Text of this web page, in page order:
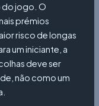
do jogo. O
prémios
risco de longas
um iniciante, a
deve ser
não como um